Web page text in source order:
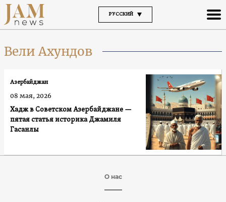
РУССКИЙ
Вели Ахундов
Хадж в Советском Азербайджане —
пятая статья историка Джамиля
Гасанлы
Азербайджан
08 мая, 2026
О нас